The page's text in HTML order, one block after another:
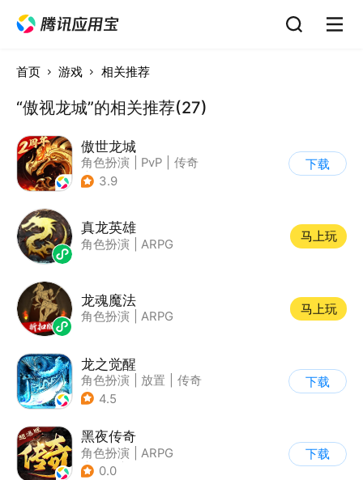
首页 游戏 相关推荐
“傲视龙城”的相关推荐(27)
傲世龙城
角色扮演 PvP
传奇
| 千人同屏
3.9
下载
真龙英雄
角色扮演 ARPG
马上玩
龙魂魔法
角色扮演 ARPG
马上玩
龙之觉醒
角色扮演 放置
传奇
| 千人同屏
4.5
下载
黑夜传奇
角色扮演
ARPG
| 传奇
0.0
下载